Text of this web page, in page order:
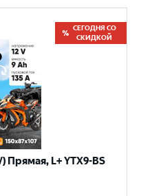
СЕГОДНЯ СО
СКИДКОЙ
Прямая, L+ YTX9-BS